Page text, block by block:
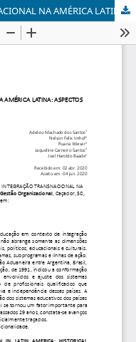
NA AMÉRICA LATINA